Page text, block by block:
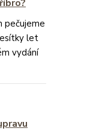
pečujeme
let
vydání